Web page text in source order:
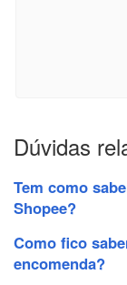
Dúvidas
Tem como
Shopee?
Como fico
encomenda?